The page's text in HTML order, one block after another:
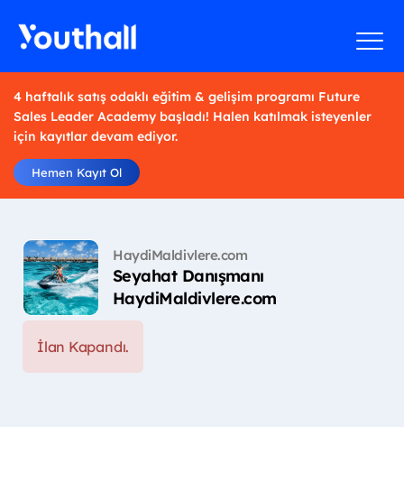
4 haftalık satış odaklı eğitim & gelişim programı Future
Sales Leader Academy başladı! Halen katılmak isteyenler
için kayıtlar devam ediyor.
Hemen Kayıt Ol
HaydiMaldivlere.com
Seyahat Danışmanı
HaydiMaldivlere.com
İlan Kapandı.